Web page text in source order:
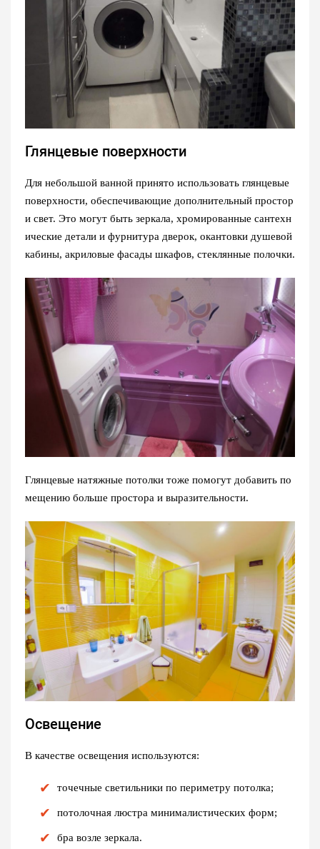
Глянцевые поверхности
Для небольшой ванной принято использовать глянцевые
поверхности, обеспечивающие дополнительный простор
и свет. Это могут быть зеркала, хромированные сантехн
ические детали и фурнитура дверок, окантовки душевой
кабины, акриловые фасады шкафов, стеклянные полочки.
Глянцевые натяжные потолки тоже помогут добавить по
мещению больше простора и выразительности.
Освещение
В качестве освещения используются:
точечные светильники по периметру потолка;
потолочная люстра минималистических форм;
бра возле зеркала.